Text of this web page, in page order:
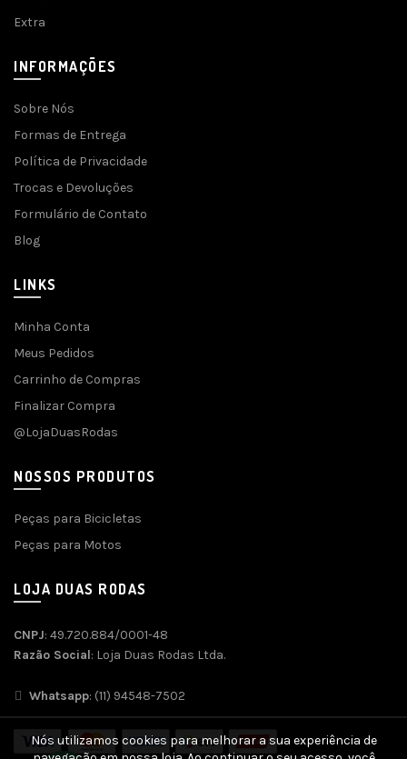
Extra
INFORMAÇÕES
Sobre Nós
Formas de Entrega
Política de Privacidade
Trocas e Devoluções
Formulário de Contato
Blog
LINKS
Minha Conta
Meus Pedidos
Carrinho de Compras
Finalizar Compra
@LojaDuasRodas
NOSSOS PRODUTOS
Peças para Bicicletas
Peças para Motos
LOJA DUAS RODAS
CNPJ: 49.720.884/0001-48
Razão Social: Loja Duas Rodas Ltda.
Whatsapp: (11) 94548-7502
Nós utilizamos cookies para melhorar a sua experiência de